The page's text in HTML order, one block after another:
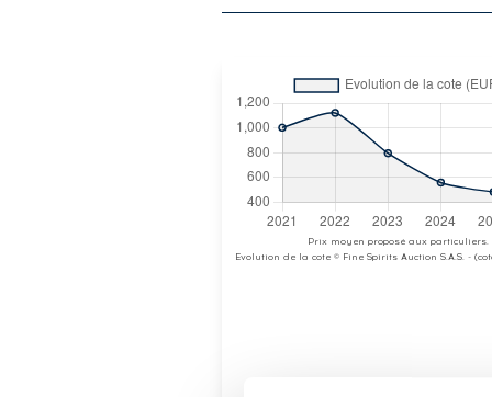
Prix moyen proposé aux particuliers.
Evolution de la cote © Fine Spirits Auction S.A.S. -